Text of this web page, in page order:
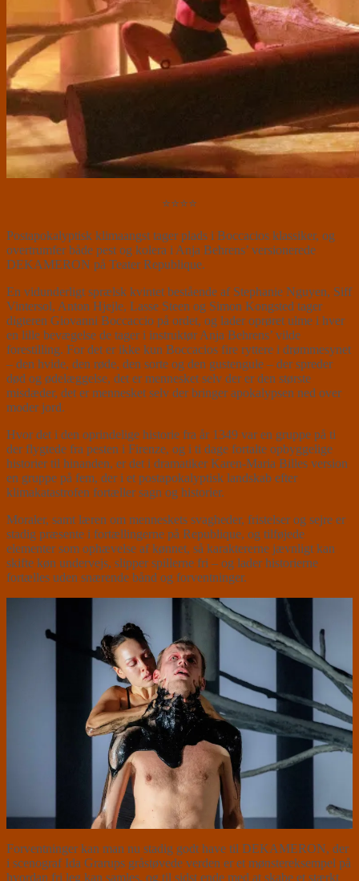
⭐⭐⭐⭐
Postapokalyptisk klimaangst tager plads i Boccacios klassiker, og
overtrumfer både pest og kolera i Anja Behrens’ versionerede
DEKAMERON på Teater Republique.
En vidunderligt sprælsk kvintet bestående af Stephanie Nguyen, Siff
Vintersol, Anton Hjejle, Lasse Steen og Simon Kongsted tager
digteren Giovanni Boccaccio på ordet, og lader oprøret ulme i hver
en lille bevægelse de tager i instruktør Anja Behrens’ vilde
forestilling. For det er ikke kun Boccacios fire ryttere i drømmesynet
– den hvide, den røde, den sorte og den gustengule – der spreder
død og ødelæggelse, det er mennesket selv der er den største
misdæder, det er mennesket selv der bringer apokalypsen ned over
moder jord.
Hvor det i den oprindelige historie fra år 1349 var en gruppe på ti
der flygtede fra pesten i Firenze, og i ti dage fortalte opbyggelige
historier til hinanden, er det i dramatiker Karen-Maria Billes version
en gruppe på fem, der i et postapokalyptisk landskab efter
klimakatastrofen fortæller sagn og historier.
Moraler, samt læren om menneskets svagheder, fristelser og sejre er
stadig præsente i fortællingerne på Republique, og tilføjede
elementer som ophævelse af kønnet, så karaktererne jævnligt kan
skifte køn undervejs, slipper spillerne fri – og lader historierne
fortælles uden snærende bånd og forventninger.
Forventninger kan man nu stadig godt have til DEKAMERON, der
i scenograf Ida Grarups gråstøvede verden er et mønstereksempel på
hvordan fri leg kan samles, og til sidst ende med at skabe et stærkt